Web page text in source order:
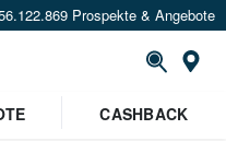
Prospekte & Angebote
CASHBACK